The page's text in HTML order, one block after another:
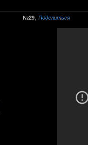
Поделиться
29